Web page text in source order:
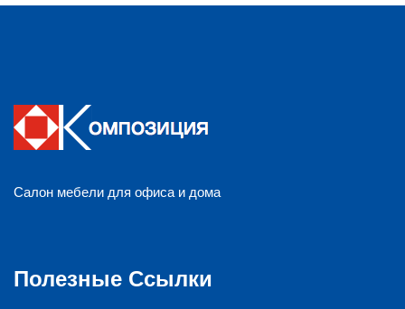
Салон мебели для офиса и дома
Полезные Ссылки